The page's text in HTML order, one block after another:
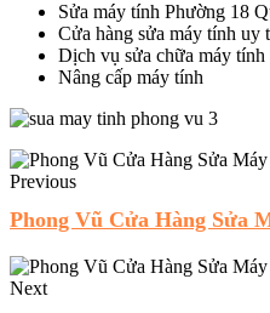
Sửa máy tính Phường 18
Cửa hàng sửa máy tính uy
Dịch vụ sửa chữa máy tính
Nâng cấp máy tính
Previous
Phong Vũ Cửa Hàng Sửa
Next